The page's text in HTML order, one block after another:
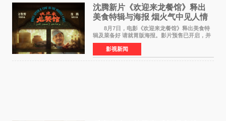
沈腾新片《欢迎来龙餐馆》释出
美食特辑与海报 烟火气中见人情
温暖
8月7日，电影《欢迎来龙餐馆》释出美食特
辑及菜备好 请就胃版海报。影片预售已开启，并
将于8月8日至10日14:00-21:00举行全国超前点
映。电影《欢迎来龙餐馆》作为战争美食喜剧大
片，讲述了中国
影视新闻